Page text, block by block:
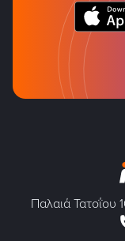
Παλαιά Τατοΐου